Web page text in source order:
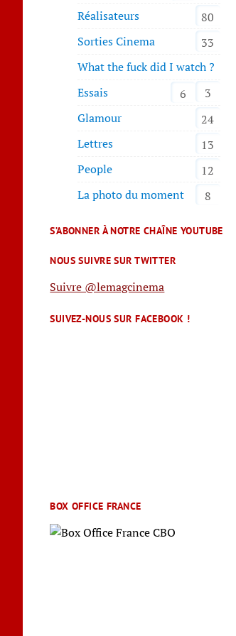
Réalisateurs
80
Sorties Cinema
33
What the fuck did I watch ?
3
Essais
6
Glamour
24
Lettres
13
People
12
La photo du moment
8
S’ABONNER À NOTRE CHAÎNE YOUTUBE
NOUS SUIVRE SUR TWITTER
Suivre @lemagcinema
SUIVEZ-NOUS SUR FACEBOOK !
BOX OFFICE FRANCE